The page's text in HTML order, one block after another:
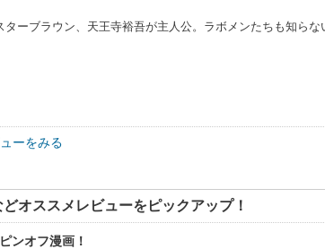
ターブラウン、天王寺裕吾が主人公。ラボメンたちも知ら
ーをみる
オススメレビューをピックアップ！
ンオフ漫画！